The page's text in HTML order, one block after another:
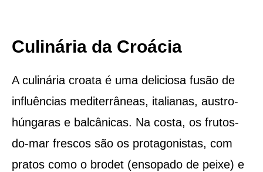
Culinária da Croácia
A culinária croata é uma deliciosa fusão de
influências mediterrâneas, italianas, austro-
húngaras e balcânicas. Na costa, os frutos-
do-mar frescos são os protagonistas, com
pratos como o brodet (ensopado de peixe) e